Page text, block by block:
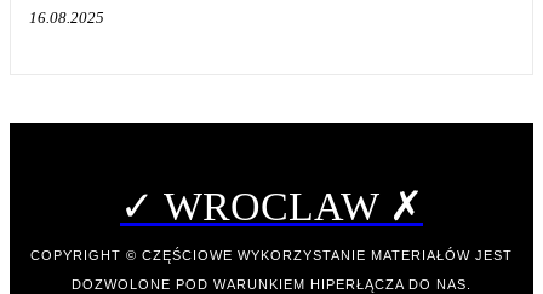
16.08.2025
✓ WROCLAW ✗
COPYRIGHT © CZĘŚCIOWE WYKORZYSTANIE MATERIAŁÓW JEST
DOZWOLONE POD WARUNKIEM HIPERŁĄCZA DO NAS.